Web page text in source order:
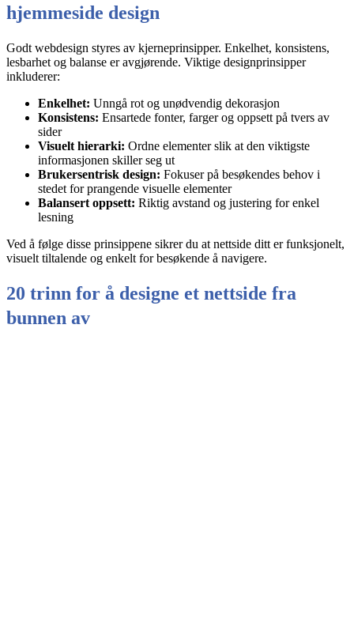
hjemmeside design
Godt webdesign styres av kjerneprinsipper. Enkelhet, konsistens,
lesbarhet og balanse er avgjørende. Viktige designprinsipper
inkluderer:
Enkelhet: Unngå rot og unødvendig dekorasjon
Konsistens: Ensartede fonter, farger og oppsett på tvers av
sider
Visuelt hierarki: Ordne elementer slik at den viktigste
informasjonen skiller seg ut
Brukersentrisk design: Fokuser på besøkendes behov i
stedet for prangende visuelle elementer
Balansert oppsett: Riktig avstand og justering for enkel
lesning
Ved å følge disse prinsippene sikrer du at nettside ditt er funksjonelt,
visuelt tiltalende og enkelt for besøkende å navigere.
20 trinn for å designe et nettside fra
bunnen av